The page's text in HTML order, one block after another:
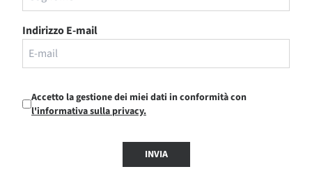
Indirizzo E-mail
Accetto la gestione dei miei dati in conformità con
l'informativa sulla privacy.
INVIA